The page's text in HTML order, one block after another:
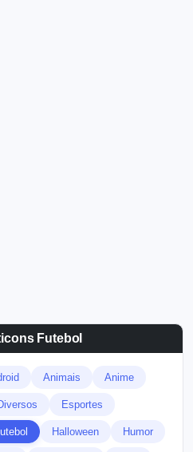
Futebol
Animais Anime
Esportes
Halloween Humor